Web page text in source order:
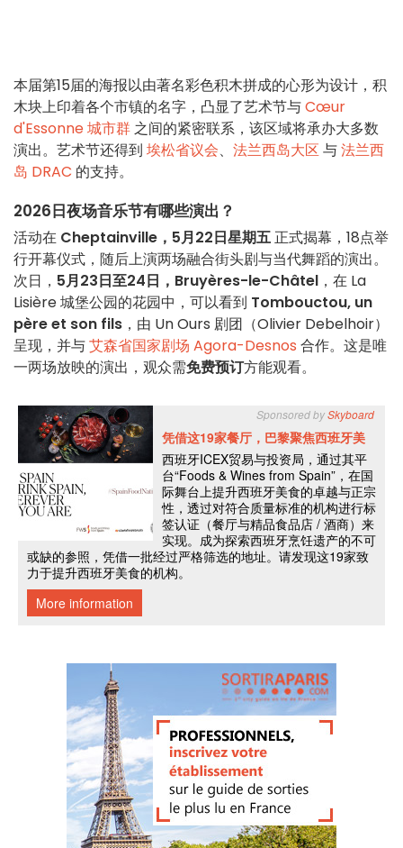
本届第15届的海报以由著名彩色积木拼成的心形为设计，积
木块上印着各个市镇的名字，凸显了艺术节与Cœur
d'Essonne 城市群之间的紧密联系，该区域将承办大多数
演出。艺术节还得到 埃松省议会、 法兰西岛大区与法兰西
岛 DRAC 的支持。
2026日夜场音乐节有哪些演出？
活动在 Cheptainville，5月22日星期五正式揭幕，18点举
行开幕仪式，随后上演两场融合街头剧与当代舞蹈的演出。
次日， 5月23日至24日，Bruyères-le-Châtel ，在 La
Lisière 城堡公园的花园中，可以看到 Tombouctou, un
père et son fils ，由 Un Ours 剧团（Olivier Debelhoir）
呈现，并与艾森省国家剧场 Agora-Desnos 合作。这是唯
一两场放映的演出，观众需免费预订方能观看。